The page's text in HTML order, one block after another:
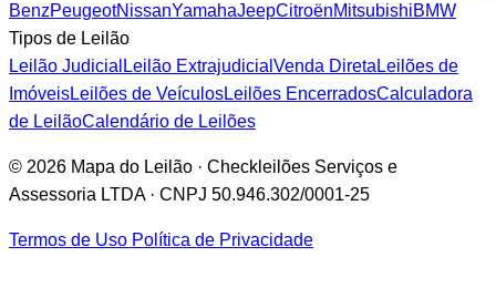
BenzPeugeotNissanYamahaJeepCitroënMitsubishiBMW
Tipos de Leilão
Leilão Judicial Leilão Extrajudicial Venda DiretaLeilões de
ImóveisLeilões de VeículosLeilões EncerradosCalculadora
de LeilãoCalendário de Leilões
© 2026 Mapa do Leilão · Checkleilões Serviços e
Assessoria LTDA · CNPJ 50.946.302/0001-25
Termos de Uso Política de Privacidade